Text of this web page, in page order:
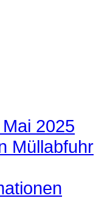
2025
Müllabfuhr